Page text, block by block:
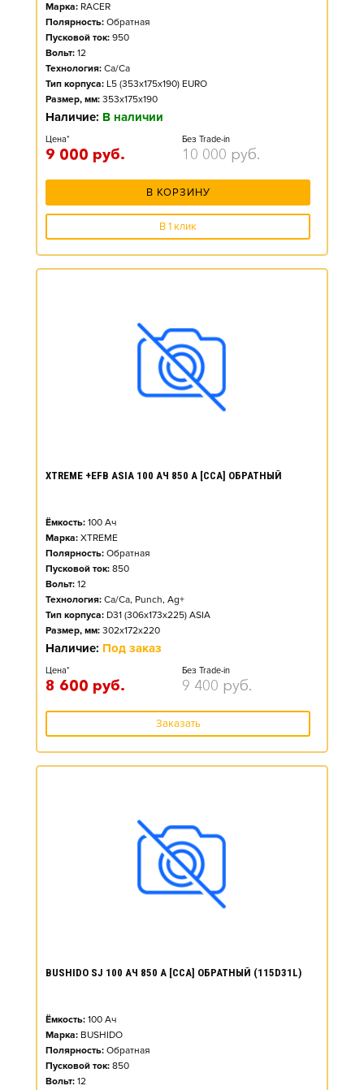
Марка: RACER
Полярность: Обратная
Пусковой ток: 950
Вольт: 12
Технология: Ca/Ca
Тип корпуса: L5 (353x175x190) EURO
Размер, мм: 353x175x190
Наличие: В наличии
Цена*
9 000 руб.
Без Trade-in
10 000 руб.
В КОРЗИНУ
В 1 клик
XTREME +EFB ASIA 100 АЧ 850 А [CCA] ОБРАТНЫЙ
Ёмкость: 100 Ач
Марка: XTREME
Полярность: Обратная
Пусковой ток: 850
Вольт: 12
Технология: Ca/Ca, Punch, Ag+
Тип корпуса: D31 (306x173x225) ASIA
Размер, мм: 302x172x220
Наличие: Под заказ
Цена*
8 600 руб.
Без Trade-in
9 400 руб.
Заказать
BUSHIDO SJ 100 АЧ 850 А [CCA] ОБРАТНЫЙ (115D31L)
Ёмкость: 100 Ач
Марка: BUSHIDO
Полярность: Обратная
Пусковой ток: 850
Вольт: 12